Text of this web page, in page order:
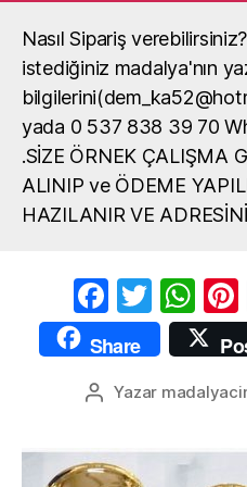
Nasıl Sipariş
istediğiniz madalya'nın
yada 0 537 838 39 70
.SİZE ÖRNEK ÇALIŞMA
ALINIP ve ÖDEME
HAZILANIR VE
Madalya,
ödül
F
a
c
e
o
T
w
itt
er
W
h
at
s
Share
Yazının
Yazar